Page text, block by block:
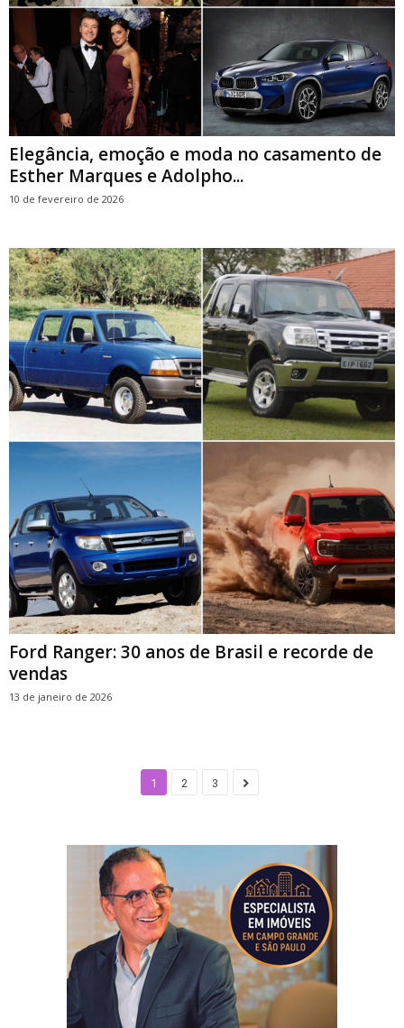
Elegância, emoção e moda no casamento de
Esther Marques e Adolpho...
10 de fevereiro de 2026
Ford Ranger: 30 anos de Brasil e recorde de
vendas
13 de janeiro de 2026
1 2 3